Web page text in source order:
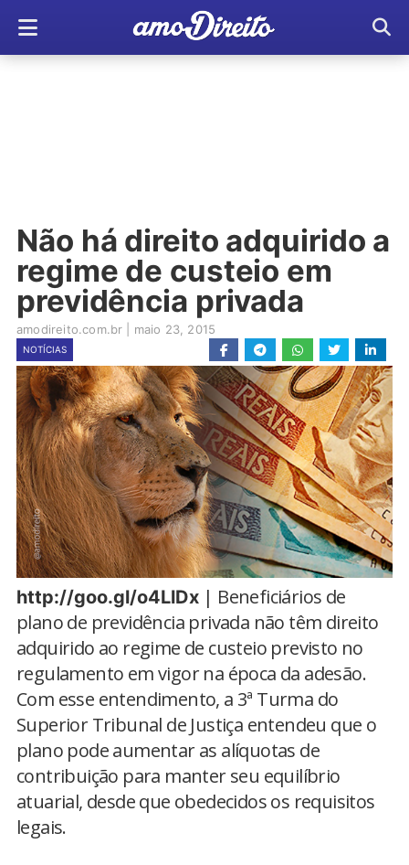
Não há direito adquirido a
regime de custeio em
previdência privada
amodireito.com.br maio 23, 2015
NOTÍCIAS
http://goo.gl/o4LlDx | Beneficiários de
plano de previdência privada não têm direito
adquirido ao regime de custeio previsto no
regulamento em vigor na época da adesão.
Com esse entendimento, a 3ª Turma do
Superior Tribunal de Justiça entendeu que o
plano pode aumentar as alíquotas de
contribuição para manter seu equilíbrio
atuarial, desde que obedecidos os requisitos
legais.